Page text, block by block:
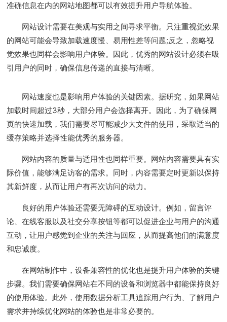
准确信息在内的网站地图都可以有效提升用户导航体验。
网站设计需要在美观与实用之间寻求平衡。只注重视觉效果
的网站可能会导致加载速度慢、易用性差等问题;反之，忽略视
觉效果也同样会影响用户体验。因此，优秀的网站设计必须在吸
引用户的同时，确保信息传递的直接与清晰。
网站速度也是影响用户体验的关键因素。据研究，如果网站
加载时间超过3秒，大部分用户会选择离开。因此，为了确保网
页的快速加载，我们需要尽可能减少大文件的使用，采取适当的
缓存策略并选择性能优秀的服务器。
网站内容的质量与适用性也同样重要。网站内容需要具有实
际价值，能够满足访客的需求。同时，内容需要定时更新以保持
其新鲜度，从而让用户有再次访问的动力。
良好的用户体验还需要无障碍的互动设计。例如，留言评
论、在线客服以及社交分享按钮等都可以促进企业与用户的沟通
互动，让用户感觉到企业的关注与回应，从而提高他们的满意度
和忠诚度。
在网站制作中，设备兼容性的优化也是提升用户体验的关键
步骤。我们需要确保网站在不同的设备和浏览器中都能保持良好
的使用体验。此外，使用数据分析工具追踪用户行为、了解用户
需求并持续优化网站的体验也是非常必要的。